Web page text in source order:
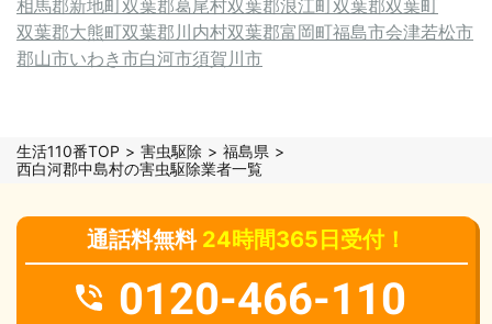
相馬郡新地町双葉郡葛尾村双葉郡浪江町双葉郡双葉町
双葉郡大熊町双葉郡川内村双葉郡富岡町福島市会津若松市
郡山市いわき市白河市須賀川市
生活110番TOP 害虫駆除
福島県
西白河郡中島村の害虫駆除業者一覧
通話料無料 24時間365日受付！
0120-466-110